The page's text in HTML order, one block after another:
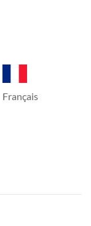
Français